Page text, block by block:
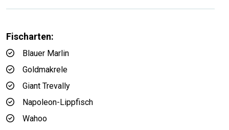
Fischarten:
Blauer Marlin
Goldmakrele
Giant Trevally
Napoleon-Lippfisch
Wahoo